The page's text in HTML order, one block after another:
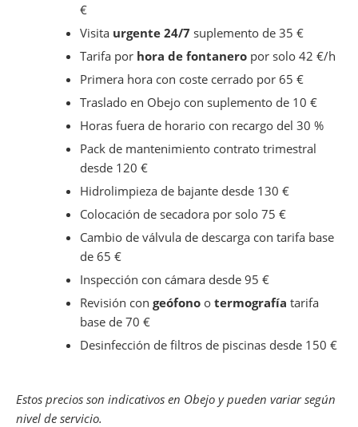
€
Visita urgente 24/7 suplemento de 35 €
Tarifa por hora de fontanero por solo 42 €/h
Primera hora con coste cerrado por 65 €
Traslado en Obejo con suplemento de 10 €
Horas fuera de horario con recargo del 30 %
Pack de mantenimiento contrato trimestral
desde 120 €
Hidrolimpieza de bajante desde 130 €
Colocación de secadora por solo 75 €
Cambio de válvula de descarga con tarifa base
de 65 €
Inspección con cámara desde 95 €
Revisión con geófono o termografía tarifa
base de 70 €
Desinfección de filtros de piscinas desde 150 €
Estos precios son indicativos en Obejo y pueden variar según
nivel de servicio.